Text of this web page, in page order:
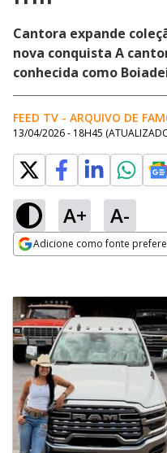
Cantora expande
nova conquista A
conhecida como
FEED TV - ARQUIVO DE
13/04/2026 - 18H45
A+ A-
Adicione como fonte